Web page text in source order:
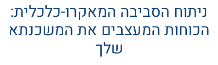
ניתוח הסביבה המאקרו-כלכלית:
הכוחות המעצבים את המשכנתא
שלך